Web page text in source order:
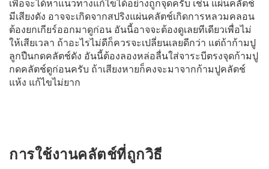
เพื่อจะได้หาแนวทางแก้ไขได้อย่างถูกจุดครับ เช่น แผ่นคลัตช์
มีเสียงดัง อาจจะเกิดจากสปริงแผ่นคลัตช์เกิดการหลวมคลอน
ต้องยกเกียร์ออกมาดูก่อน อันนี้อาจจะต้องดูเลยทีเดียวเพื่อไม่
ให้เสียเวลา ถ้าอะไรไม่ดีก็ควรจะเปลี่ยนเลยดีกว่า แต่ถ้าก้ามปู
ลูกปืนกดคลัตช์ดัง อันนี้ต้องลองหล่อลื่นใส่จาระบีตรงจุดก้ามปู
กดคลัตช์ดูก่อนครับ ถ้าเสียงหายก็คงจะมาจากก้ามปูคลัตช์
แห้ง แก้ไขไม่ยาก
การใช้งานคลัตช์ที่ถูกวิธี